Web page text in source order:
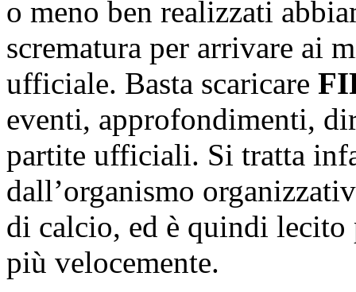
o meno ben realizzati
scrematura per arrivare ai
ufficiale. Basta scaricare
eventi, approfondimenti,
partite ufficiali. Si tratta
dall’organismo
di calcio, ed è quindi lecito
più velocemente.